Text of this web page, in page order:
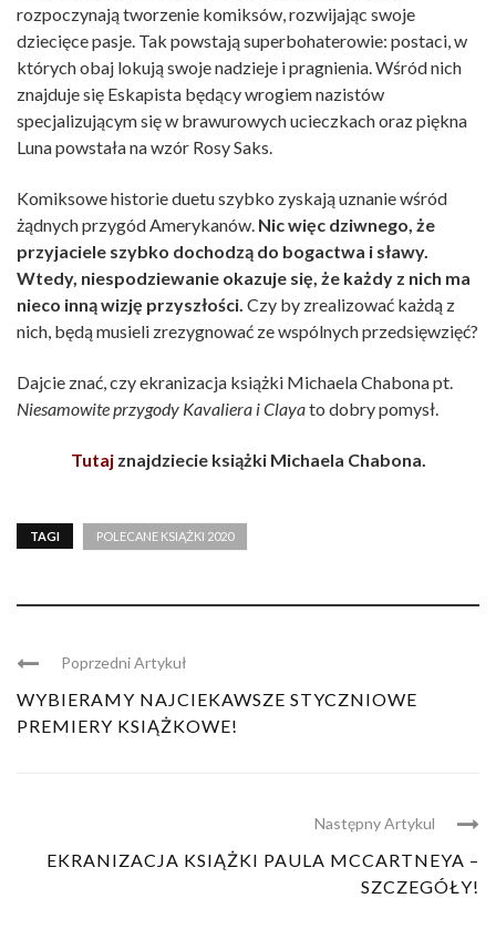
rozpoczynają tworzenie komiksów, rozwijając swoje
dziecięce pasje. Tak powstają superbohaterowie: postaci, w
których obaj lokują swoje nadzieje i pragnienia. Wśród nich
znajduje się Eskapista będący wrogiem nazistów
specjalizującym się w brawurowych ucieczkach oraz piękna
Luna powstała na wzór Rosy Saks.
Komiksowe historie duetu szybko zyskają uznanie wśród
żądnych przygód Amerykanów. Nic więc dziwnego, że
przyjaciele szybko dochodzą do bogactwa i sławy.
Wtedy, niespodziewanie okazuje się, że każdy z nich ma
nieco inną wizję przyszłości. Czy by zrealizować każdą z
nich, będą musieli zrezygnować ze wspólnych przedsięwzięć?
Dajcie znać, czy ekranizacja książki Michaela Chabona pt.
Niesamowite przygody Kavaliera i Clayato dobry pomysł.
Tutajznajdziecie książki Michaela Chabona.
TAGI POLECANE KSIĄŻKI 2020
Poprzedni Artykuł
WYBIERAMY NAJCIEKAWSZE STYCZNIOWE
PREMIERY KSIĄŻKOWE!
Następny Artykul
EKRANIZACJA KSIĄŻKI PAULA MCCARTNEYA –
SZCZEGÓŁY!